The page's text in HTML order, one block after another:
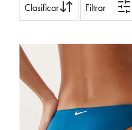
Clasificar Filtrar